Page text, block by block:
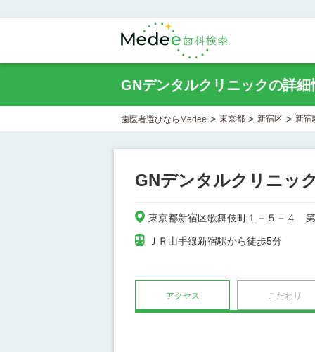
GNデンタルクリニックの詳細
歯医者選びならMedee > 東京都 > 新宿区 > 新宿
GNデンタルクリニッ
東京都新宿区歌舞伎町１－５－４　
ＪＲ山手線新宿駅から徒歩5分
アクセス こだわり